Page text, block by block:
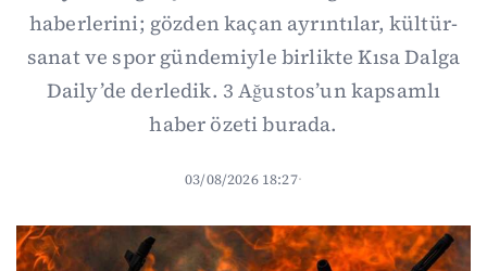
haberlerini; gözden kaçan ayrıntılar, kültür-
sanat ve spor gündemiyle birlikte Kısa Dalga
Daily’de derledik. 3 Ağustos’un kapsamlı
haber özeti burada.
03/08/2026 18:27·